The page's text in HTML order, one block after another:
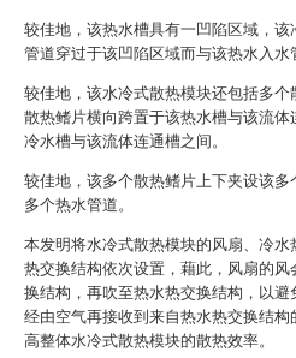
较佳地，该热水槽具有一凹陷区域，该
管道穿过于该凹陷区域而与该热水入水
较佳地，该水冷式散热模块还包括多个
散热鳍片横向跨置于该热水槽与该流体
冷水槽与该流体连通槽之间。
较佳地，该多个散热鳍片上下夹设该多
多个热水管道。
本发明将水冷式散热模块的风扇、冷水
热交换结构依次设置，藉此，风扇的风
换结构，再吹至热水热交换结构，以避
经由空气再接收到来自热水热交换结构
高整体水冷式散热模块的散热效率。